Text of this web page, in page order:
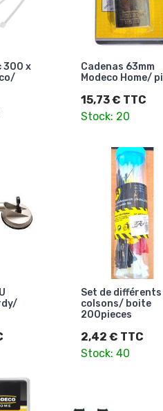
300 x
Cadenas 63mm
Modeco Home/
15,73 € TTC
Stock: 20
Set de différents
colsons/ boite
200pieces
2,42 € TTC
Stock: 40